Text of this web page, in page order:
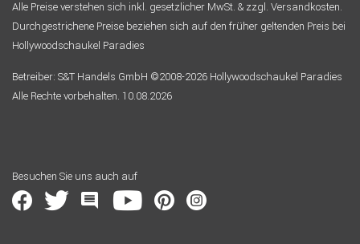
Alle Preise verstehen sich inkl. gesetzlicher MwSt. & zzgl. Versandkosten.
Durchgestrichene Preise beziehen sich auf den früher geltenden Preis bei
Hollywoodschaukel Paradies
Betreiber: S&T Handels GmbH ©2008-2026 Hollywoodschaukel Paradies
Alle Rechte vorbehalten. 10.08.2026
Besuchen Sie uns auch auf